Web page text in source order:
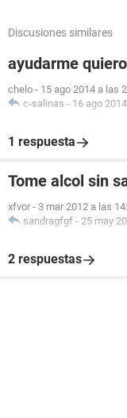
Discusiones similares
ayudarme
chelo - 15 ago 2014 a las
c-salinas - 16 ago
1 respuesta
Tome alcol sin
xfvor - 3 mar 2012 a las
sandragfgf - 25 may
2 respuestas